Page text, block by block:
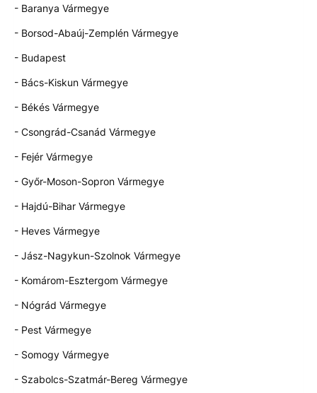
- Baranya Vármegye
- Borsod-Abaúj-Zemplén Vármegye
- Budapest
- Bács-Kiskun Vármegye
- Békés Vármegye
- Csongrád-Csanád Vármegye
- Fejér Vármegye
- Győr-Moson-Sopron Vármegye
- Hajdú-Bihar Vármegye
- Heves Vármegye
- Jász-Nagykun-Szolnok Vármegye
- Komárom-Esztergom Vármegye
- Nógrád Vármegye
- Pest Vármegye
- Somogy Vármegye
- Szabolcs-Szatmár-Bereg Vármegye